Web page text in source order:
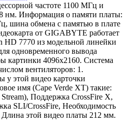
частоте 1100 МГц и
нм. Информация о памяти платы:
шина обмена с памятью в плате
от GIGABYTE работает
HD 7770 из модельной линейки
одновременного вывода
картинки 4096x2160. Система
вентиляторов: 1.
у этой видео карточки
имя (Cape Verde XT) такие:
Поддержка CrossFire X,
SLI/CrossFire, Необходимость
этой видео платы 212 мм.